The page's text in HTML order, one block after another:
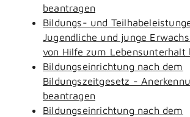
beantragen
Bildungs- und
Jugendliche und junge
von Hilfe zum Lebensunterhalt
Bildungseinrichtung nach dem
Bildungszeitgesetz -
beantragen
Bildungseinrichtung nach dem